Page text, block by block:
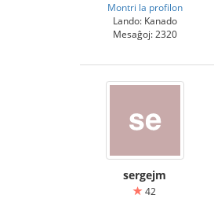
Montri la profilon
Lando: Kanado
Mesaĝoj: 2320
sergejm
42